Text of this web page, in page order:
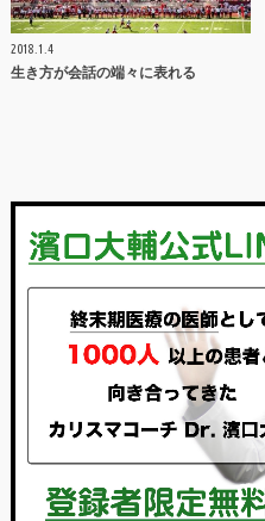
2018.1.4
生き方が会話の端々に表れる